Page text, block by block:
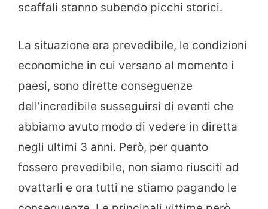
scaffali stanno subendo picchi storici.
La situazione era prevedibile, le condizioni
economiche in cui versano al momento i
paesi, sono dirette conseguenze
dell’incredibile susseguirsi di eventi che
abbiamo avuto modo di vedere in diretta
negli ultimi 3 anni. Però, per quanto
fossero prevedibile, non siamo riusciti ad
ovattarli e ora tutti ne stiamo pagando le